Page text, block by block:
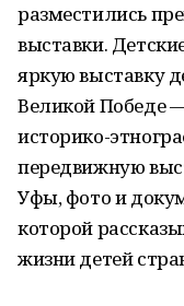
разместились
выставки.
яркую выставку
Великой Победе
историко-
передвижную
Уфы, фото и
которой
жизни детей